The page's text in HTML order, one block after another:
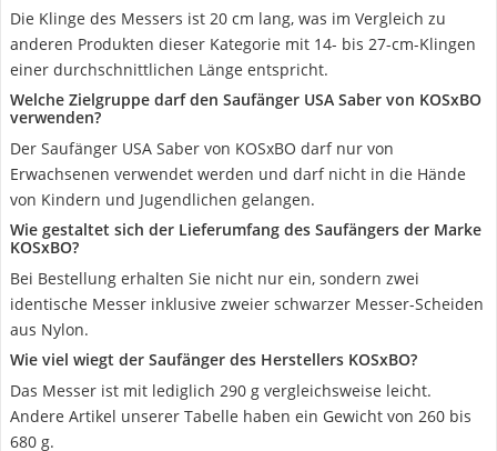
Die Klinge des Messers ist 20 cm lang, was im Vergleich zu
anderen Produkten dieser Kategorie mit 14- bis 27-cm-Klingen
einer durchschnittlichen Länge entspricht.
Welche Zielgruppe darf den Saufänger USA Saber von KOSxBO
verwenden?
Der Saufänger USA Saber von KOSxBO darf nur von
Erwachsenen verwendet werden und darf nicht in die Hände
von Kindern und Jugendlichen gelangen.
Wie gestaltet sich der Lieferumfang des Saufängers der Marke
KOSxBO?
Bei Bestellung erhalten Sie nicht nur ein, sondern zwei
identische Messer inklusive zweier schwarzer Messer-Scheiden
aus Nylon.
Wie viel wiegt der Saufänger des Herstellers KOSxBO?
Das Messer ist mit lediglich 290 g vergleichsweise leicht.
Andere Artikel unserer Tabelle haben ein Gewicht von 260 bis
680 g.